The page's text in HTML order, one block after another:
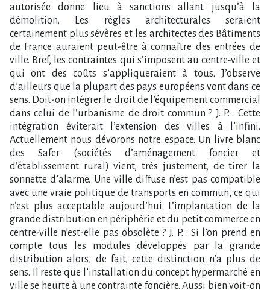
autorisée donne lieu à sanctions allant jusqu’à la
démolition. Les règles architecturales seraient
certainement plus sévères et les architectes des Bâtiments
de France auraient peut-être à connaître des entrées de
ville. Bref, les contraintes qui s’imposent au centre-ville et
qui ont des coûts s’appliqueraient à tous. J’observe
d’ailleurs que la plupart des pays européens vont dans ce
sens. Doit-on intégrer le droit de l’équipement commercial
dans celui de l’urbanisme de droit commun ? J. P. : Cette
intégration éviterait l’extension des villes à l’infini.
Actuellement nous dévorons notre espace. Un livre blanc
des Safer (sociétés d’aménagement foncier et
d’établissement rural) vient, très justement, de tirer la
sonnette d’alarme. Une ville diffuse n’est pas compatible
avec une vraie politique de transports en commun, ce qui
n’est plus acceptable aujourd’hui. L’implantation de la
grande distribution en périphérie et du petit commerce en
centre-ville n’est-elle pas obsolète ? J. P. : Si l’on prend en
compte tous les modules développés par la grande
distribution alors, de fait, cette distinction n’a plus de
sens. Il reste que l’installation du concept hypermarché en
ville se heurte à une contrainte foncière. Aussi bien voit-on